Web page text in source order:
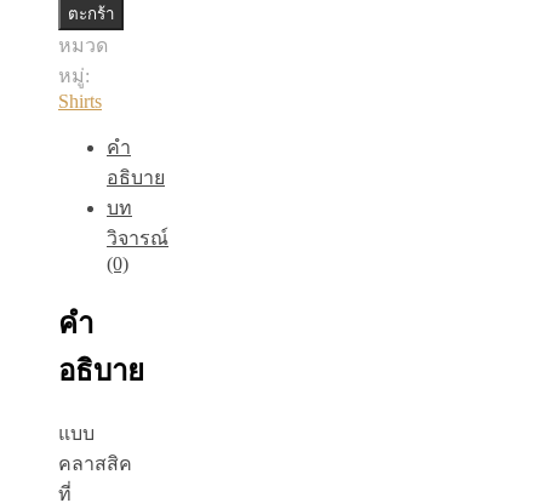
ชิ้น
ตะกร้า
หมวด
หมู่:
Shirts
คำ
อธิบาย
บท
วิจารณ์
(0)
คำ
อธิบาย
แบบ
คลาสสิค
ที่